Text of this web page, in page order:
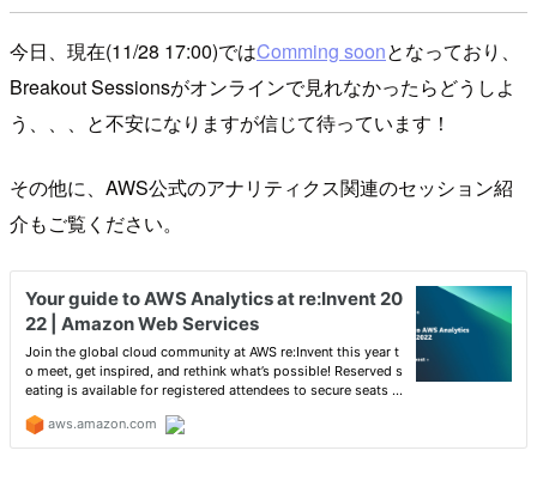
今日、現在(11/28 17:00)ではComming soonとなっており、
Breakout Sessionsがオンラインで見れなかったらどうしよ
う、、、と不安になりますが信じて待っています！
その他に、AWS公式のアナリティクス関連のセッション紹
介もご覧ください。